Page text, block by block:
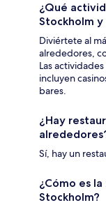
¿Qué
Stockholm y
Diviértete al
alrededores,
Las
incluyen
bares.
¿Hay
Sí, hay un
¿Cómo es
Stockholm?